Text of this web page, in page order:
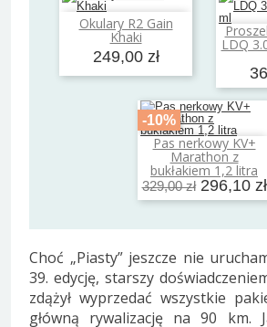
Okulary R2 Gain
Khaki
249,00 zł
Dodaj do koszyka
LDQ
-10%
Pas nerkowy KV+
Marathon z
bukłakiem 1,2 litra
329,00 zł 296,10 zł
Dodaj do koszyka
Choć „Piasty” jeszcze nie
39. edycję, starszy
zdążył wyprzedać wszystkie
główną rywalizację na 90 km.